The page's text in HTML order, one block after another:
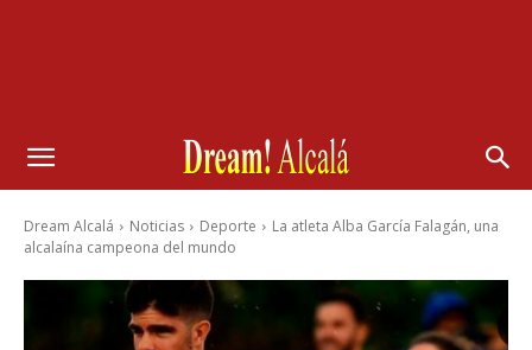
Dream Alcalá Noticias Deporte
La atleta Alba García Falagán, una
alcalaína campeona del mundo